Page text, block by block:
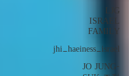
LJG
ISRAEL
FAMILY
jhi_haeiness_israel
JO JUNG-